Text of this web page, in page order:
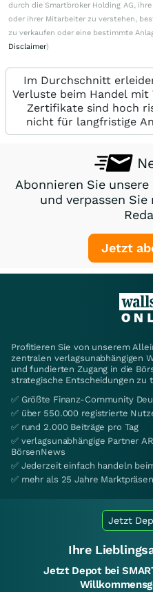
durch die Smartbroker Holding AG,
oder ihrer Mitarbeiter zu verstehen,
zu verkaufen oder eine bestimmte
Disclaimer)
Im Durchschnitt
Verluste beim Handel
Zertifikate sind hoch
nicht für langfristige
Abonnieren Sie
und verpassen
Jetzt
Profitieren Sie von unserem
zentralen verlagsunabhängigen
und fundierten Zugang in die
strategische Entscheidungen zu
✅ Größte Finanz-Community
✅ über 550.000 registrierte
✅ rund 2.000 Beiträge pro Tag
✅ verlagsunabhängige Partner
BörsenNews
✅ Jederzeit einfach handeln
✅ mehr als 25 Jahre
Jetzt
Ihre
Jetzt Depot bei